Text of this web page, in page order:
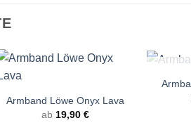
Armband Löwe Onyx Lava
ab 19,90 €